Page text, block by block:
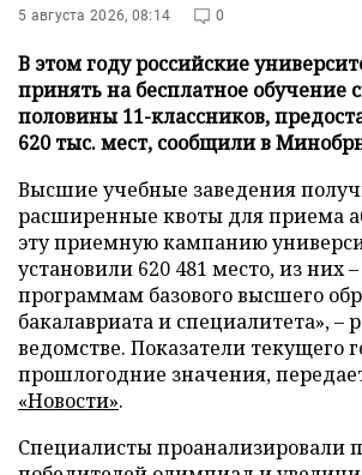
5 августа 2026, 08:14 0
В этом году российские
принять на бесплатное обучение
половины 11-классников,
620 тыс. мест, сообщили в
Высшие учебные заведения
расширенные квоты для приема
эту приемную кампанию
установили 620 481 место, из них
программам базового высшего
бакалавриата и специалитета», –
ведомстве. Показатели текущего
прошлогодние значения,
«Новости».
Специалисты проанализировали